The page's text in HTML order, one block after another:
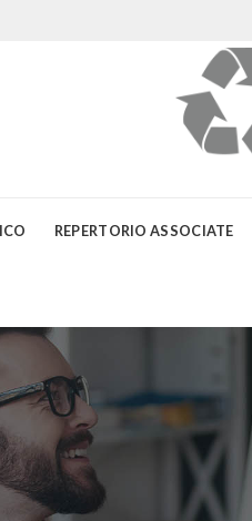
REPERTORIO ASSOCIATE